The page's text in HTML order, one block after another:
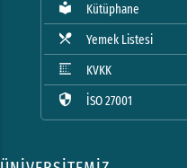
local_library
Kütüphane
local_dining
Yemek Listesi
blur_linear
KVKK
security
İSO 27001